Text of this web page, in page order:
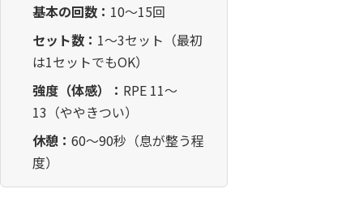
基本の回数： 10〜15回
セット数： 1〜3セット（最初
は1セットでもOK）
強度（体感）： RPE 11〜
13（ややきつい）
休憩：60〜90秒（息が整う程
度）